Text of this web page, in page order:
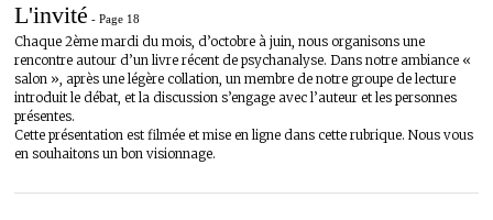
L'invité - Page 18
Chaque 2ème mardi du mois, d’octobre à juin, nous organisons une
rencontre autour d’un livre récent de psychanalyse. Dans notre ambiance «
salon », après une légère collation, un membre de notre groupe de lecture
introduit le débat, et la discussion s’engage avec l’auteur et les personnes
présentes.
Cette présentation est filmée et mise en ligne dans cette rubrique. Nous vous
en souhaitons un bon visionnage.